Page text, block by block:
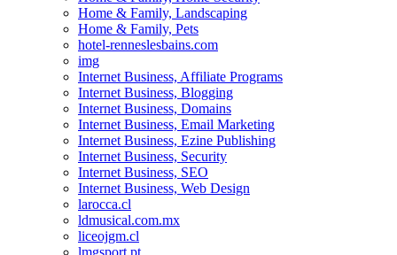
Home & Family, Landscaping
Home & Family, Pets
hotel-renneslesbains.com
img
Internet Business, Affiliate Programs
Internet Business, Blogging
Internet Business, Domains
Internet Business, Email Marketing
Internet Business, Ezine Publishing
Internet Business, Security
Internet Business, SEO
Internet Business, Web Design
larocca.cl
ldmusical.com.mx
liceojgm.cl
lmgsport.pt